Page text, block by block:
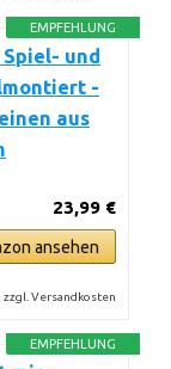
EMPFEHLUNG
Spiel- und
-
aus
23,99 €
ansehen
zzgl. Versandkosten
EMPFEHLUNG